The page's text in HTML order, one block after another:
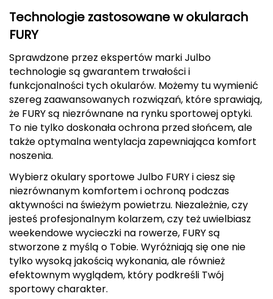
Columbia
Comodo
D
DUNLOP
Darn Tough
Deuter
Dolomite
E
EISBAR
ENERO
ENERO CAMP
Technologie zastosowane w okularach
FURY
Sprawdzone przez ekspertów marki Julbo
technologie są gwarantem trwałości i
funkcjonalności tych okularów. Możemy tu wymienić
szereg zaawansowanych rozwiązań, które sprawiają,
że FURY są niezrównane na rynku sportowej optyki.
To nie tylko doskonała ochrona przed słońcem, ale
także optymalna wentylacja zapewniająca komfort
noszenia.
Wybierz okulary sportowe Julbo FURY i ciesz się
niezrównanym komfortem i ochroną podczas
aktywności na świeżym powietrzu. Niezależnie, czy
jesteś profesjonalnym kolarzem, czy też uwielbiasz
weekendowe wycieczki na rowerze, FURY są
stworzone z myślą o Tobie. Wyróżniają się one nie
tylko wysoką jakością wykonania, ale również
efektownym wyglądem, który podkreśli Twój
sportowy charakter.